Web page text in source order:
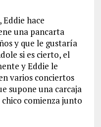
hace
una pancarta
y que le gustaría
si es cierto, el
y Eddie le
varios conciertos
supone una carcaja
comienza junto